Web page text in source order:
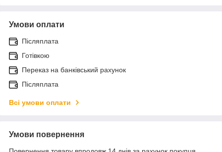
Умови оплати
Післяплата
Готівкою
Переказ на банківський рахунок
Післяплата
Всі умови оплати
Умови повернення